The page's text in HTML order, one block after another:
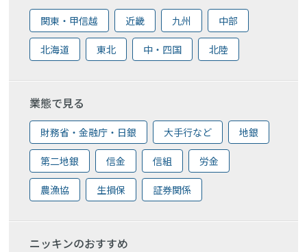
関東・甲信越 近畿 九州 中部
北海道 東北 中・四国 北陸
業態で見る
財務省・金融庁・日銀 大手行など 地銀
第二地銀 信金 信組 労金
農漁協 生損保 証券関係
ニッキンのおすすめ